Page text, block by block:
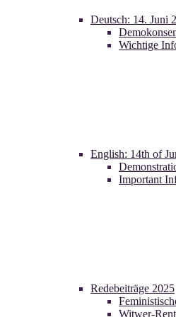
Deutsch: 14. Juni
Wichtige
English: 14th of
Important
Redebeiträge 2025
Witwer-